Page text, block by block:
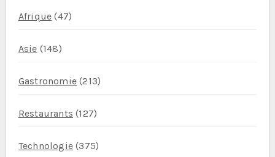
Afrique (47)
Asie (148)
Gastronomie(213)
Restaurants (127)
Technologie(375)